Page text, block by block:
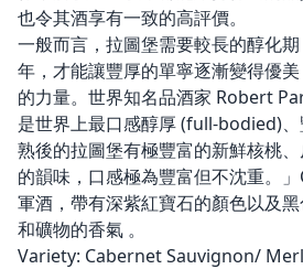
也令其酒享有一致的高評價。
一般而言，拉圖堡需要較長的醇化
年，才能讓豐厚的單寧逐漸變得優
的力量。世界知名品酒家 Robert
是世界上最口感醇厚 (full-bodied)
熟後的拉圖堡有極豐富的新鮮核桃
的韻味，口感極為豐富但不沈重。
軍酒，帶有深紫紅寶石的顏色以及
和礦物的香氣 。
Variety: Cabernet Sauvignon/